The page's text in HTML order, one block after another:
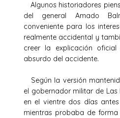
Algunos historiadores
del general Amado
conveniente para los
realmente accidental y
creer la explicación
absurdo del accidente.
Según la versión
el gobernador militar de
en el vientre dos días
mientras probaba de